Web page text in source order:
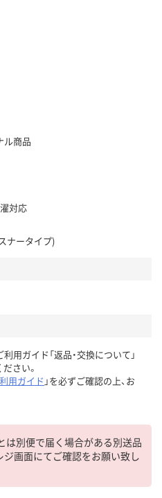
ル商品
対応
ナータイプ)
用ガイド「返品・交換について」
さい。
用ガイド 」を必ずご確認の上、お
は別便で届く場合がある別送品
ジ画面にてご確認をお願い致し